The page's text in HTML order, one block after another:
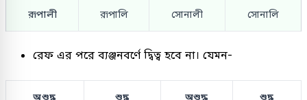
রূপালী রূপালি সোনালী সোনালি
রেফ এর পরে ব্যঞ্জনবর্ণে দ্বিত্ব হবে না। যেমন-
অশুদ্ধ শুদ্ধ অশুদ্ধ শুদ্ধ